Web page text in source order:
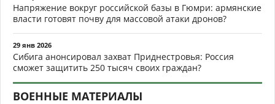
Напряжение вокруг российской базы в Гюмри: армянские
власти готовят почву для массовой атаки дронов?
29 янв 2026
Сибига анонсировал захват Приднестровья: Россия
сможет защитить 250 тысяч своих граждан?
ВОЕННЫЕ МАТЕРИАЛЫ